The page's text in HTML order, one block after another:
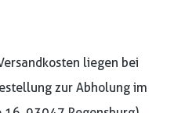
liegen bei
zur Abholung im